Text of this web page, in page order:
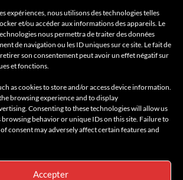
expériences, nous utilisons des technologies telles
et/ou accéder aux informations des appareils. Le
nous permettra de traiter des données
de navigation ou les ID uniques sur ce site. Le fait de
son consentement peut avoir un effet négatif sur
et fonctions.
as cookies to store and/or access device information.
browsing experience and to display
Consenting to these technologies will allow us
browsing behavior or unique IDs on this site. Failure to
consent may adversely affect certain features and
Accepter
SANTÉ SPORT TECHNOLOGIE
PISTOLET DE MASSAGE
AVANT, PENDANT ET
12 avril 2025
de sport intense, il est parfois compliqué de
de sa performance musculaire.
Lire la suite